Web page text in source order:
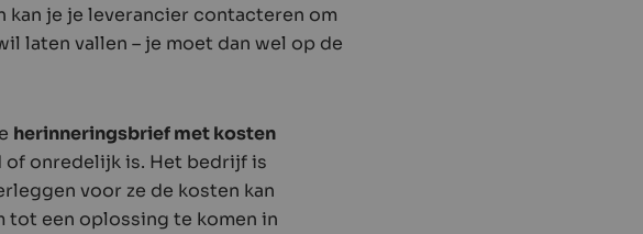
kan je je leverancier contacteren om
laten vallen – je moet dan wel op de
herinneringsbrief met kosten
onredelijk is. Het bedrijf is
voor ze de kosten kan
tot een oplossing te komen in